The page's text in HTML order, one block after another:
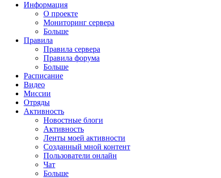
Информация
О проекте
Мониторинг сервера
Больше
Правила
Правила сервера
Правила форума
Больше
Расписание
Видео
Миссии
Отряды
Активность
Новостные блоги
Активность
Ленты моей активности
Созданный мной контент
Пользователи онлайн
Чат
Больше